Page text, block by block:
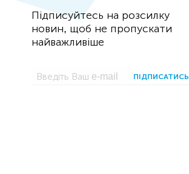
Підписуйтесь на розсилку
новин, щоб не пропускати
найважливіше
ПІДПИСАТИСЬ